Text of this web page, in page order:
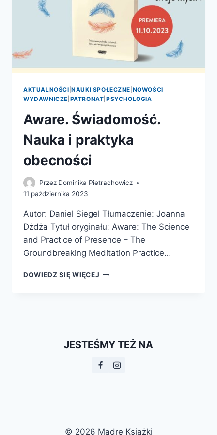
AKTUALNOŚCI |NAUKI SPOŁECZNE NOWOŚCI
WYDAWNICZE PATRONAT PSYCHOLOGIA
Aware. Świadomość.
Nauka i praktyka
obecności
Przez Dominika Pietrachowicz
11 października 2023
Autor: Daniel Siegel Tłumaczenie: Joanna
Dżdża Tytuł oryginału: Aware: The Science
and Practice of Presence – The
Groundbreaking Meditation Practice…
DOWIEDZ SIĘ WIĘCEJ AWARE.
JESTEŚMY TEŻ NA
© 2026 Mądre Książki